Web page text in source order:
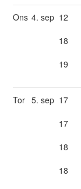
Ons 4. sep 12
18
19
Tor 5. sep 17
17
18
18